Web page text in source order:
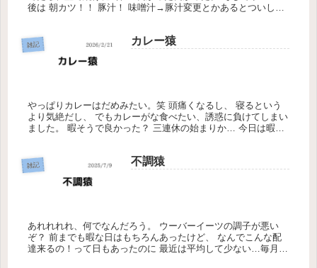
後は 朝カツ！！ 豚汁！ 味噌汁→豚汁変更とかあるとついしち
雑記 カレー猿
やっぱりカレーはだめみたい。笑 頭痛くなるし、 寝るという
より気絶だし、 でもカレーがな食べたい、誘惑に負けてしまい
ました。 暇そうで良かった？ 三連休の始まりか… 今日は暇そ
雑記 不調猿
あれれれれ、何でなんだろう。 ウーバーイーツの調子が悪い
ぞ？ 前までも暇な日はもちろんあったけど、 なんでこんな配
達来るの！って日もあったのに 最近は平均して少ない…毎月50